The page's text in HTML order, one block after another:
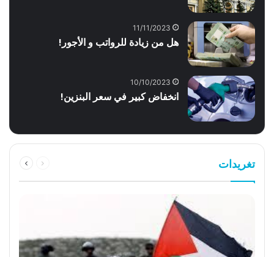
11/11/2023
هل من زيادة للرواتب و الأجور!
10/10/2023
انخفاض كبير في سعر البنزين!
تغريدات
الصفحة